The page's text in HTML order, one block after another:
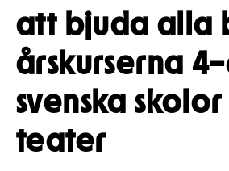
REPERTOAR & BILJETTER
Repertoar
Kalender
Kundtjänst
Biljetter
DITT BESÖK
Mat & dryck
Publikarbete
GRUPPER & FÖRETAG
Grupper & teaterombud
att bjuda alla
årskurserna
svenska
teater